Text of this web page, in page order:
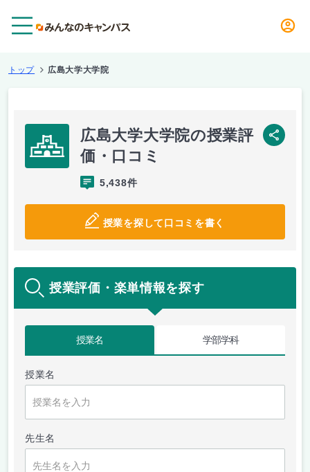
トップ 広島大学大学院
広島大学大学院の授業評
価・口コミ
5,438件
授業を探して口コミを書く
SNS
授業評価・楽単情報を探す
授業名 学部学科
授業名
先生名